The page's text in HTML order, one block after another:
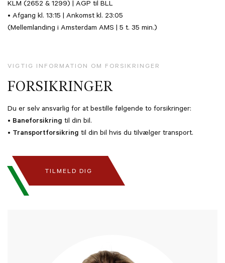
KLM (2652 & 1299) | AGP til BLL
• Afgang kl. 13:15 | Ankomst kl. 23:05
(Mellemlanding i Amsterdam AMS | 5 t. 35 min.)
VIGTIG INFORMATION OM FORSIKRINGER
FORSIKRINGER
Du er selv ansvarlig for at bestille følgende to forsikringer:
• Baneforsikring til din bil.
• Transportforsikring til din bil hvis du tilvælger transport.
TILMELD DIG